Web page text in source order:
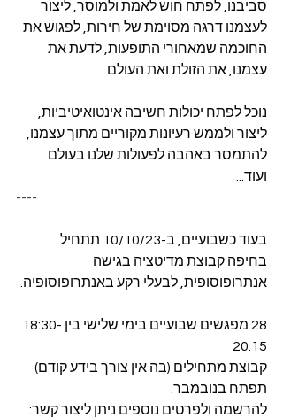
סביבנו, לפתח חוש לאמת ולמוסר, ליצור
לעצמנו דרגה מסוימת של חירות, לפגוש את
החוכמה שמאחורי התופעות, לדעת את
עצמנו, את הזולת ואת העולם.
נוכל לפתח יכולות חשיבה אינטואיטיביות,
ליצור ולממש רעיונות מקוריים מתוך עצמנו,
להתמסר באהבה לפעולות שלנו בעולם
ועוד...
----
בעוד כשבועיים, ב-10/10/23 תתחיל
בחיפה קבוצת מדיטציה בגישה
אנתרופוסופית, לבעלי רקע באנתרופוסופיה.
28 מפגשים שבועיים בימי שלישי בין 18:30-
20:15
קבוצת מתחילים (בה אין צורך בידע קודם)
תפתח בנובמבר.
להרשמה ולפרטים נוספים ניתן ליצור קשר: